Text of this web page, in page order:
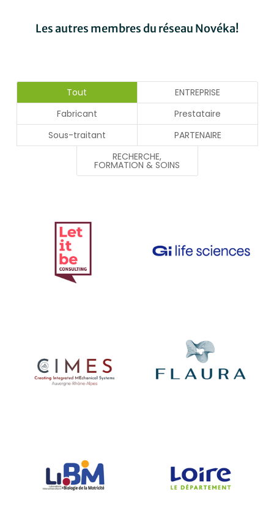
Les autres membres du réseau Novéka!
Tout
ENTREPRISE
Fabricant
Prestataire
Sous-traitant
PARTENAIRE
RECHERCHE,
FORMATION & SOINS